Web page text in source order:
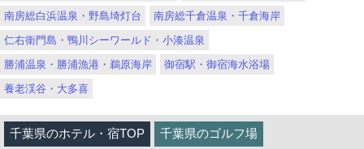
南房総白浜温泉・野島埼灯台
南房総千倉温泉・千倉海岸
仁右衛門島・鴨川シーワールド・小湊温泉
勝浦温泉・勝浦漁港・鵜原海岸
御宿駅・御宿海水浴場
養老渓谷・大多喜
千葉県のホテル・宿TOP 千葉県のゴルフ場